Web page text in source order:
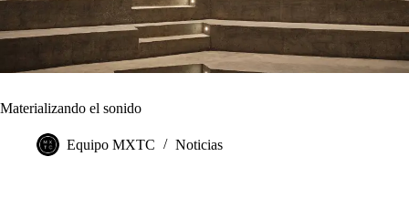
Materializando el sonido
Equipo MXTC Noticias